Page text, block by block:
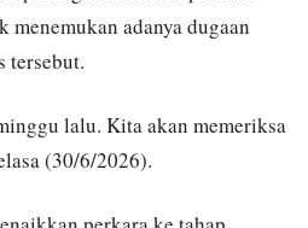
adanya dugaan
tersebut.
lalu. Kita akan memeriksa
(30/6/2026).